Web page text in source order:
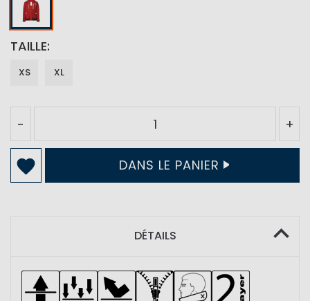
TAILLE
XS XL
- +
DANS LE PANIER
DÉTAILS